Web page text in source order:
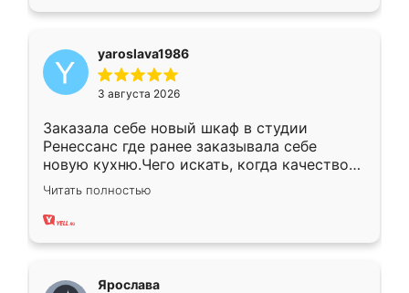
yaroslava1986
3 августа 2026
Заказала себе новый шкаф в студии
Ренессанс где ранее заказывала себе
новую кухню.Чего искать, когда качеством
вполне довольна. Служит кухня уже почти
два года, нареканий нет.
Читать полностью
Ярослава